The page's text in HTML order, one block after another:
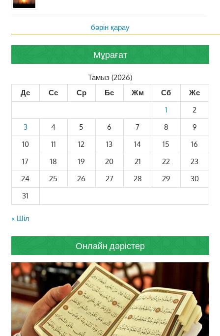
бәрін қарау
Мұрағат
Тамыз (2026)
Дс
Сс Ср Бс Жм Сб
Жс
1
2
3
4 5 6 7 8
9
10
11 12 13 14 15
16
17
18 19 20 21 22
23
24
25 26 27 28 29
30
31
« Шіл
Онлайн дәрістер